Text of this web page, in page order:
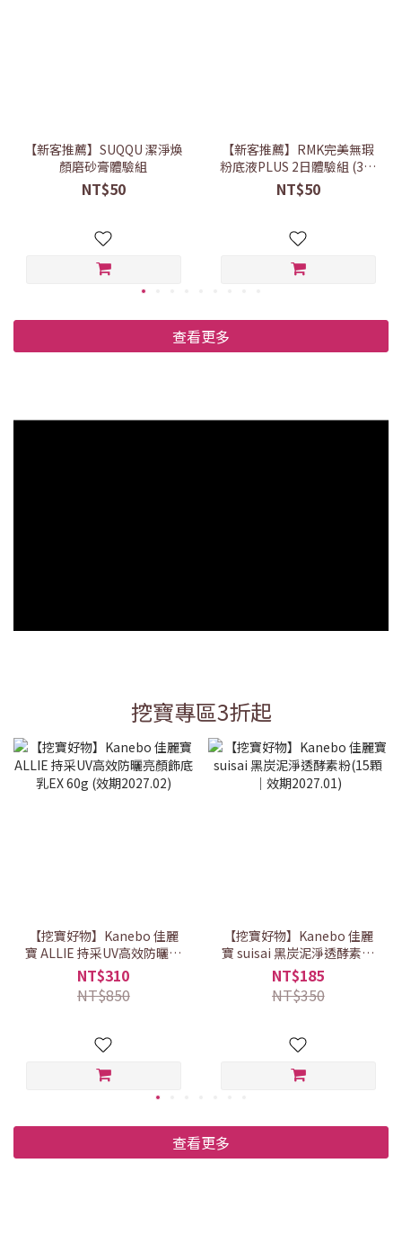
【新客推薦】SUQQU 潔淨煥
顏磨砂膏體驗組
NT$50
【新客推薦】RMK完美無瑕
粉底液PLUS 2日體驗組 (3色
任選)
NT$50
查看更多
挖寶專區3折起
【挖寶好物】Kanebo 佳麗
寶 ALLIE 持采UV高效防曬亮
顏飾底乳EX 60g (效期
2027.02)
NT$310
NT$850
【挖寶好物】Kanebo 佳麗
寶 suisai 黑炭泥淨透酵素粉
(15顆｜效期2027.01)
NT$185
NT$350
查看更多